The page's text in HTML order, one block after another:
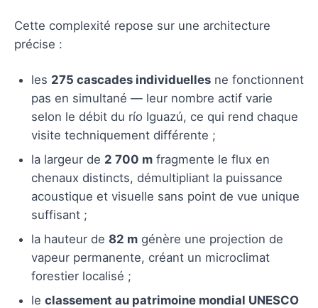
Cette complexité repose sur une architecture
précise :
les 275 cascades individuelles ne fonctionnent
pas en simultané — leur nombre actif varie
selon le débit du río Iguazú, ce qui rend chaque
visite techniquement différente ;
la largeur de 2 700 m fragmente le flux en
chenaux distincts, démultipliant la puissance
acoustique et visuelle sans point de vue unique
suffisant ;
la hauteur de 82 m génère une projection de
vapeur permanente, créant un microclimat
forestier localisé ;
le classement au patrimoine mondial UNESCO